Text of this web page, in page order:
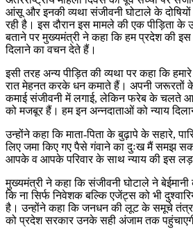
आंसू और इनकी व्यथा संजीवनी घोटाले के दोषियों
रही है। इस दौरान इस मामले की एक पीड़िता
बताने पर मुख्यमंत्री ने कहा कि हम प्रदेश की
दिलाने का वचन देते हैं।
इसी तरह अन्य पीड़ित की व्यथा पर कहा कि हमारे
रात मेहनत करके धन कमाते हैं। अपनी जरूरतों के
कमाई संजीवनी में लगाई, लेकिन फरेब के चलते
को मजबूर हैं। हम इन अन्नदाताओं को न्याय
उन्होंने कहा कि माता-पिता के बुढ़ापे के सहारे,
लिए जमा किए गए पैसे गंवाने का दुःख मैं समझ
आपके व आपके परिवार के साथ न्याय की इस
मुख्यमंत्री ने कहा कि संजीवनी घोटाले ने
कि ना सिर्फ निवेशक बल्कि एजेंट्स को भी
है। उन्होंने कहा कि जनधन की लूट के समूचे तंत्र
को प्रदेश सरकार उनके सही अंजाम तक